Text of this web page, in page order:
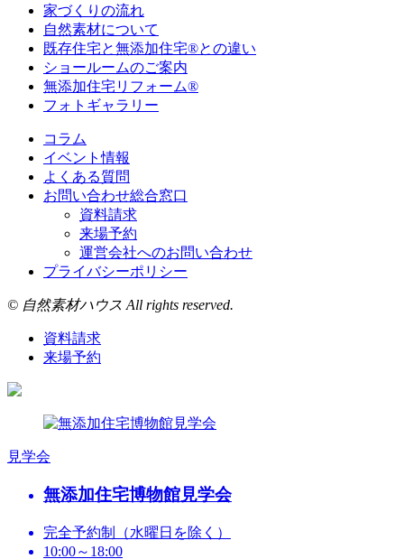
家づくりの流れ
自然素材について
既存住宅と無添加住宅®との違い
ショールームのご案内
無添加住宅リフォーム®
フォトギャラリー
コラム
イベント情報
よくある質問
お問い合わせ総合窓口
資料請求
来場予約
運営会社へのお問い合わせ
プライバシーポリシー
© 自然素材ハウス All rights reserved.
資料請求
来場予約
見学会
無添加住宅博物館見学会
完全予約制（水曜日を除く）
10:00～18:00